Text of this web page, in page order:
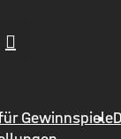
Gewinnspiele